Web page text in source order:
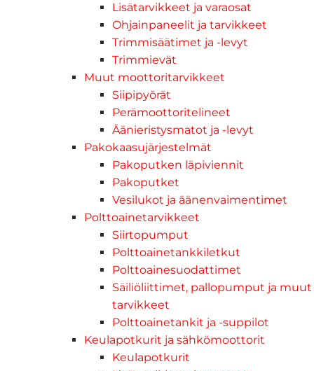
Lisätarvikkeet ja varaosat
Ohjainpaneelit ja tarvikkeet
Trimmisäätimet ja -levyt
Trimmievät
Muut moottoritarvikkeet
Siipipyörät
Perämoottoritelineet
Äänieristysmatot ja -levyt
Pakokaasujärjestelmät
Pakoputken läpiviennit
Pakoputket
Vesilukot ja äänenvaimentimet
Polttoainetarvikkeet
Siirtopumput
Polttoainetankkiletkut
Polttoainesuodattimet
Säiliöliittimet, pallopumput ja muut
tarvikkeet
Polttoainetankit ja -suppilot
Keulapotkurit ja sähkömoottorit
Keulapotkurit